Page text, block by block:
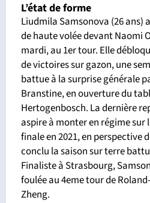
L’état de forme
Liudmila Samsonova (26 ans)
de haute volée devant Naomi
mardi, au 1er tour. Elle
de victoires sur gazon, une
battue à la surprise générale
Branstine, en ouverture du
Hertogenbosch. La dernière
aspire à monter en régime sur
finale en 2021, en perspective
conclu la saison sur terre
Finaliste à Strasbourg,
foulée au 4eme tour de
Zheng.